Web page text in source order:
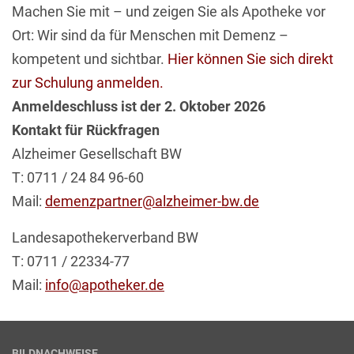
Machen Sie mit – und zeigen Sie als Apotheke vor
Ort: Wir sind da für Menschen mit Demenz –
kompetent und sichtbar. Hier können Sie sich direkt
zur Schulung anmelden.
Anmeldeschluss ist der 2. Oktober 2026
Kontakt für Rückfragen
Alzheimer Gesellschaft BW
T: 0711 / 24 84 96-60
Mail: demenzpartner@alzheimer-bw.de
Landesapothekerverband BW
T: 0711 / 22334-77
Mail: info@apotheker.de